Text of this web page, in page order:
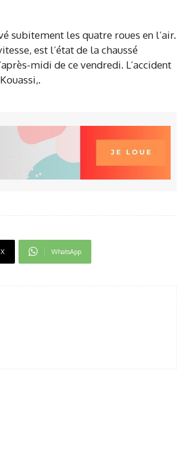
subitement les quatre roues en l’air.
est l’état de la chaussé
midi de ce vendredi. L’accident
X WhatsApp